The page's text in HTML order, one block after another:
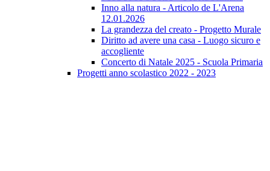
Inno alla natura - Articolo de L'Arena
12.01.2026
La grandezza del creato - Progetto Murale
Diritto ad avere una casa - Luogo sicuro e
accogliente
Concerto di Natale 2025 - Scuola Primaria
Progetti anno scolastico 2022 - 2023